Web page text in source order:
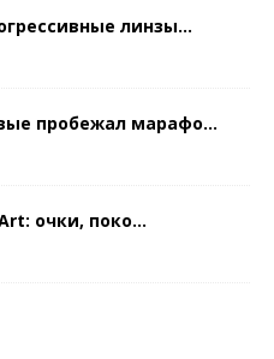
линзы...
пробежал марафо...
очки, поко...